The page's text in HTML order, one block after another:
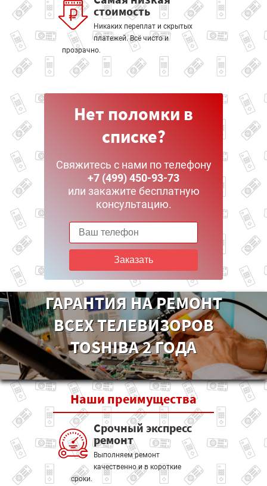
стоимость
Никаких переплат и скрытых
платежей. Всё чисто и
прозрачно.
Нет поломки в
списке?
Свяжитесь с нами по телефону
+7 (499) 450-93-73
или закажите бесплатную
консультацию.
Заказать
ГАРАНТИЯ НА РЕМОНТ
ВСЕХ ТЕЛЕВИЗОРОВ
TOSHIBA 2 ГОДА
Наши преимущества
Срочный экспресс
ремонт
Выполняем ремонт
качественно и в короткие
сроки.